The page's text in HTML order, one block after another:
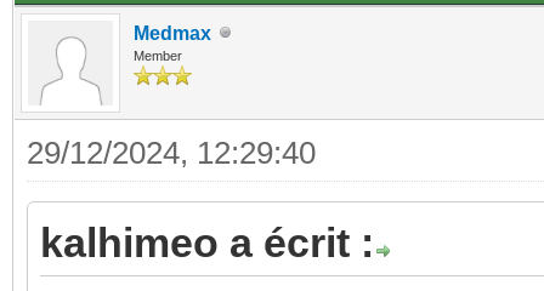
Medmax
Member
29/12/2024, 12:29:40
kalhimeo a écrit :